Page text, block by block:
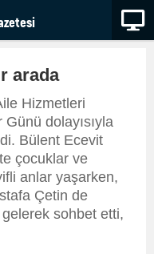
arada
Hizmetleri
dolayısıyla
Bülent Ecevit
çocuklar ve
anlar yaşarken,
Çetin de
sohbet etti,